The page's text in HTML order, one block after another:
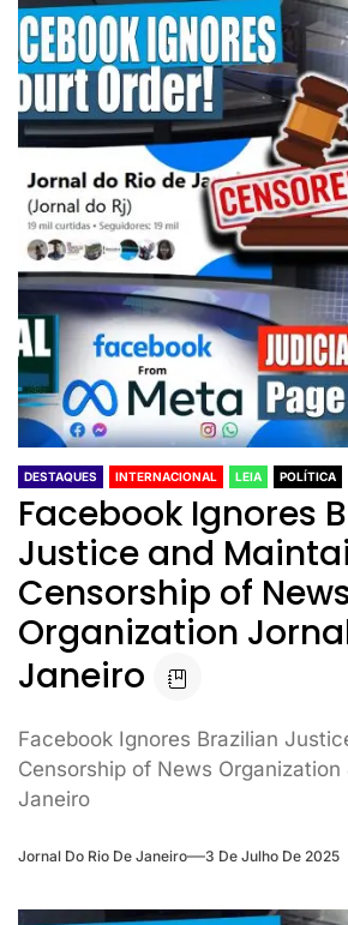
DESTAQUES INTERNACIONAL LEIA POLÍTICA
Facebook Ignores
Justice and
Censorship of
Organization
Janeiro
Facebook Ignores Brazilian
Censorship of News Organization
Janeiro
Jornal Do Rio De Janeiro 3 De Julho De 2025